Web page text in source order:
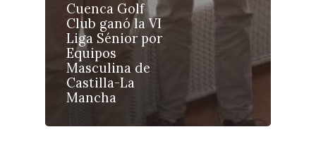
Cuenca Golf
Club ganó la VI
Liga Sénior por
Equipos
Masculina de
Castilla-La
Mancha
Planeta Rural
Galerías